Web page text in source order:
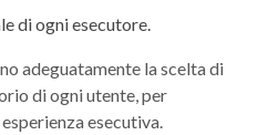
di ogni esecutore.
adeguatamente la scelta di
di ogni utente, per
esecutiva.